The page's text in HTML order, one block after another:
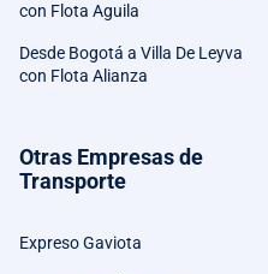
con Flota Aguila
Desde Bogotá a Villa De Leyva
con Flota Alianza
Otras Empresas de
Transporte
Expreso Gaviota